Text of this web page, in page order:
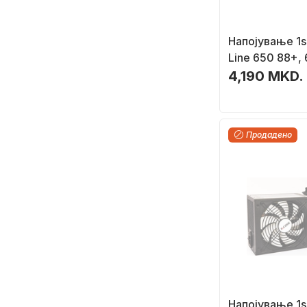
Напојување
Line 650 88+,
4,190 MKD.
Продадено
Напојување